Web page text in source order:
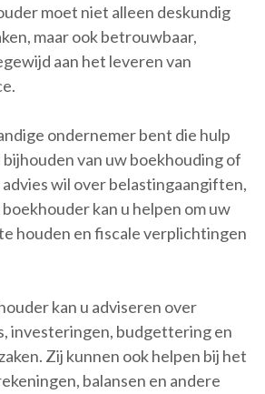
moet niet alleen deskundig
maar ook betrouwbaar,
aan het leveren van
ondernemer bent die hulp
van uw boekhouding of
wil over belastingaangiften,
kan u helpen om uw
houden en fiscale verplichtingen
kan u adviseren over
investeringen, budgettering en
Zij kunnen ook helpen bij het
balansen en andere